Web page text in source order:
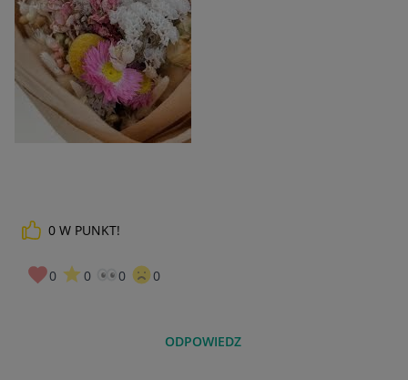
0 W PUNKT!
0 0 0 0
ODPOWIEDZ